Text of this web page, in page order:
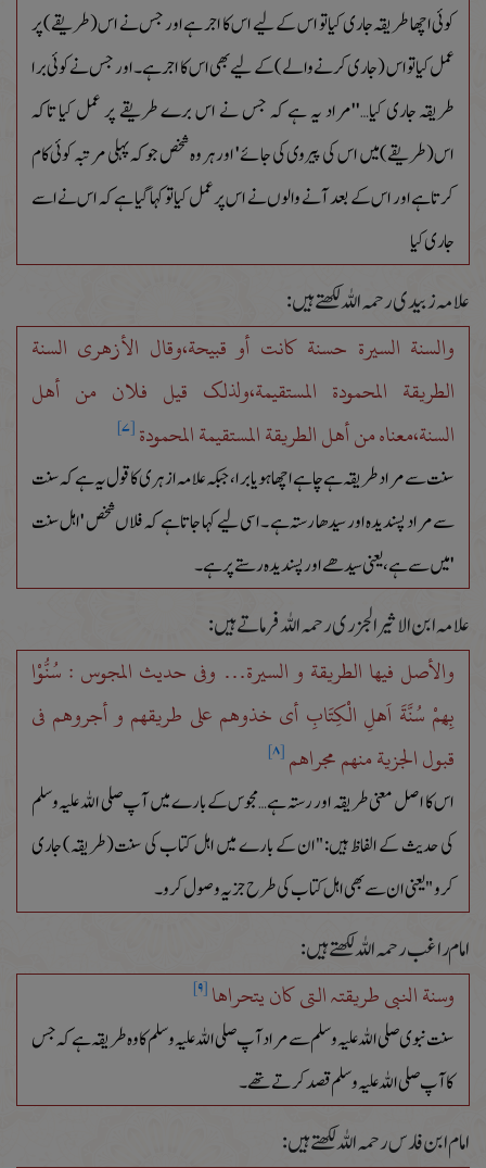
کوئی اچھا طریقہ جاری کیا تو اس کے لیے اس کا اجر ہے اور جس نے اس(طریقے) پر
عمل کیا تو اس (جاری کرنے والے)کے لیے بھی اس کا اجر ہے۔ اور جس نے کوئی برا
طریقہ جاری کیا…''مراد یہ ہے کہ جس نے اس برے طریقے پر عمل کیا تاکہ
اس(طریقے) میں اس کی پیروی کی جائے' اور ہر وہ شخص جو کہ پہلی مرتبہ کوئی کام
کرتا ہے اور اس کے بعد آنے والوں نے اس پر عمل کیا تو کہا گیا ہے کہ اس نے اسے
جاری کیا
علامہ زبیدی رحمہ اللہ لکھتے ہیں:
والسنة السیرة حسنة کانت أو قبیحة،وقال الأزھری السنة
الطریقة المحمودة المستقیمة،ولذلک قیل فلان من أھل
السنة،معناہ من أھل الطریقة المستقیمة المحمودة [۷]
سنت سے مراد طریقہ ہے چاہے اچھا ہو یا برا،جبکہ علامہ ازہری کا قول یہ ہے کہ سنت
سے مراد پسندیدہ اور سیدھا رستہ ہے ۔اسی لیے کہا جاتا ہے کہ فلاں شخص 'اہل سنت
'میں سے ہے،یعنی سیدھے اور پسندیدہ رستے پر ہے۔
علامہ ابن الاثیر الجزری رحمہ اللہ فرماتے ہیں:
والأصل فیھا الطریقة و السیرة… وفی حدیث المجوس : سُنُّوْا
بِھِمْ سُنَّةَ اَھْلِ الْکِتَابِ أی خذوھم علی طریقھم و أجروھم فی
قبول الجزیة منھم مجراھم [۸]
اس کا اصل معنی طریقہ اور رستہ ہے…مجوس کے بارے میں آپ صلی اللہ علیہ وسلم
کی حدیث کے الفاظ ہیں:"ان کے بارے میں اہل کتاب کی سنت(طریقہ) جاری
کرو" یعنی ان سے بھی اہل کتاب کی طرح جزیہ وصول کرو۔
امام راغب رحمہ اللہ لکھتے ہیں:
وسنة النبی طریقتہ التی کان یتحراھا [۹]
سنت نبوی صلی اللہ علیہ وسلم سے مراد آپ صلی اللہ علیہ وسلم کا وہ طریقہ ہے کہ جس
کا آپ صلی اللہ علیہ وسلم قصد کرتے تھے۔
امام ابن فارس رحمہ اللہ لکھتے ہیں :